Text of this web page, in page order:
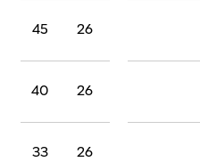
26
45
26
40
26
33